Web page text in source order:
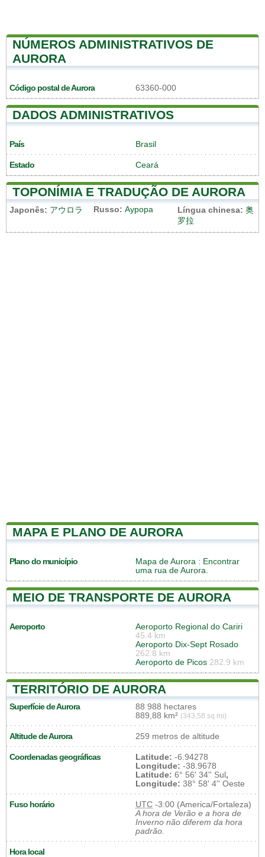
NÚMEROS ADMINISTRATIVOS DE
AURORA
Código postal de Aurora 63360-000
DADOS ADMINISTRATIVOS
País Brasil
Estado Ceará
TOPONÍMIA E TRADUÇÃO DE AURORA
Japonês: アウロラ Russo: Аурора Língua chinesa: 奥
罗拉
MAPA E PLANO DE AURORA
Plano do município Mapa de Aurora : Encontrar
uma rua de Aurora.
MEIO DE TRANSPORTE DE AURORA
Aeroporto
Aeroporto Regional do Cariri
45.4 km
Aeroporto Dix-Sept Rosado
262.8 km
Aeroporto de Picos 282.9 km
TERRITÓRIO DE AURORA
Superfície de Aurora
88 988 hectares
889,88 km² (343,58 sq mi)
Altitude de Aurora 259 metros de altitude
Coordenadas geográficas Latitude: -6.94278
Longitude: -38.9678
Latitude: 6° 56' 34'' Sul,
Longitude: 38° 58' 4'' Oeste
Fuso horário UTC -3:00 (America/Fortaleza)
A hora de Verão e a hora de
Inverno não diferem da hora
padrão.
Hora local